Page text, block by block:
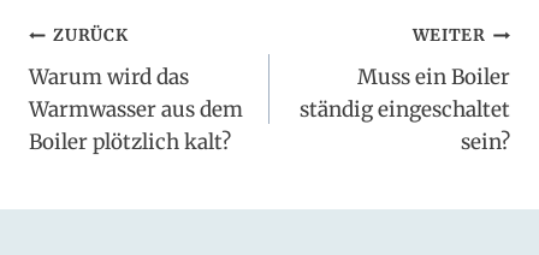
Beitragsnavigation
ZURÜCK
Warum wird das
Warmwasser aus dem
Boiler plötzlich kalt?
WEITER
Muss ein Boiler
ständig eingeschaltet
sein?